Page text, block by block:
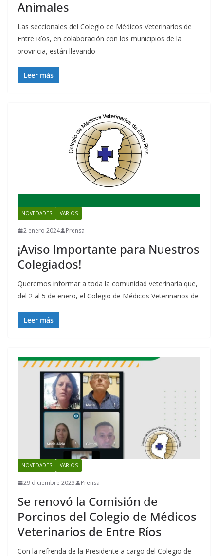
Animales
Las seccionales del Colegio de Médicos Veterinarios de
Entre Ríos, en colaboración con los municipios de la
provincia, están llevando
Leer más
NOVEDADES VARIOS
2 enero 2024 Prensa
¡Aviso Importante para Nuestros
Colegiados!
Queremos informar a toda la comunidad veterinaria que,
del 2 al 5 de enero, el Colegio de Médicos Veterinarios de
Leer más
NOVEDADES VARIOS
29 diciembre 2023 Prensa
Se renovó la Comisión de
Porcinos del Colegio de Médicos
Veterinarios de Entre Ríos
Con la refrenda de la Presidente a cargo del Colegio de